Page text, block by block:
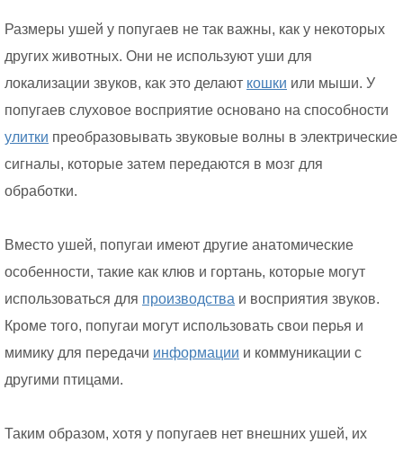
Размеры ушей у попугаев не так важны, как у некоторых
других животных. Они не используют уши для
локализации звуков, как это делают кошки или мыши. У
попугаев слуховое восприятие основано на способности
улитки преобразовывать звуковые волны в электрические
сигналы, которые затем передаются в мозг для
обработки.
Вместо ушей, попугаи имеют другие анатомические
особенности, такие как клюв и гортань, которые могут
использоваться для производства и восприятия звуков.
Кроме того, попугаи могут использовать свои перья и
мимику для передачи информации и коммуникации с
другими птицами.
Таким образом, хотя у попугаев нет внешних ушей, их